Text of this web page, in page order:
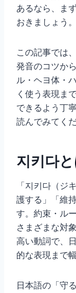
あるなら、ま
おきましょう。
この記事では
発音のコツか
ル・ヘヨ体・
く使う表現ま
できるよう丁
読んでみてく
지키다と
「지키다（ジ
護する」「維
す。約束・ル
さまざまな対
高い動詞で、
的な表現まで
日本語の「守